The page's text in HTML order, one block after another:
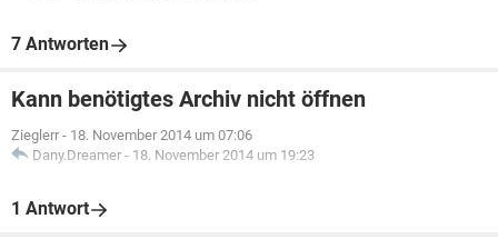
7 Antworten
Kann benötigtes Archiv nicht öffnen
Zieglerr - 18. November 2014 um 07:06
Dany.Dreamer - 18. November 2014 um 19:23
1 Antwort